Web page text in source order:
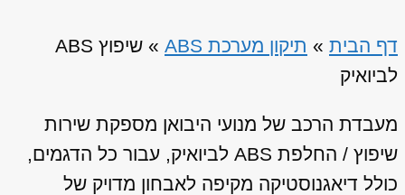
דף הבית » תיקון מערכת ABS »
שיפוץ ABS
לביואיק
מעבדת הרכב של מנועי היבואן מספקת שירות
שיפוץ / החלפת ABS לביואיק, עבור כל הדגמים,
כולל דיאגנוסטיקה מקיפה לאבחון מדויק של